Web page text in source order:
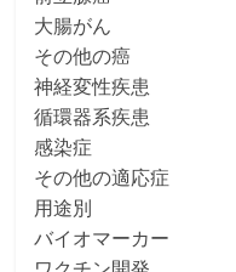
大腸がん
その他の癌
神経変性疾患
循環器系疾患
感染症
その他の適応症
用途別
バイオマーカー